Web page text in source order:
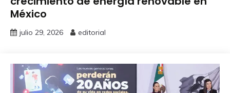
México
julio 29, 2026 editorial